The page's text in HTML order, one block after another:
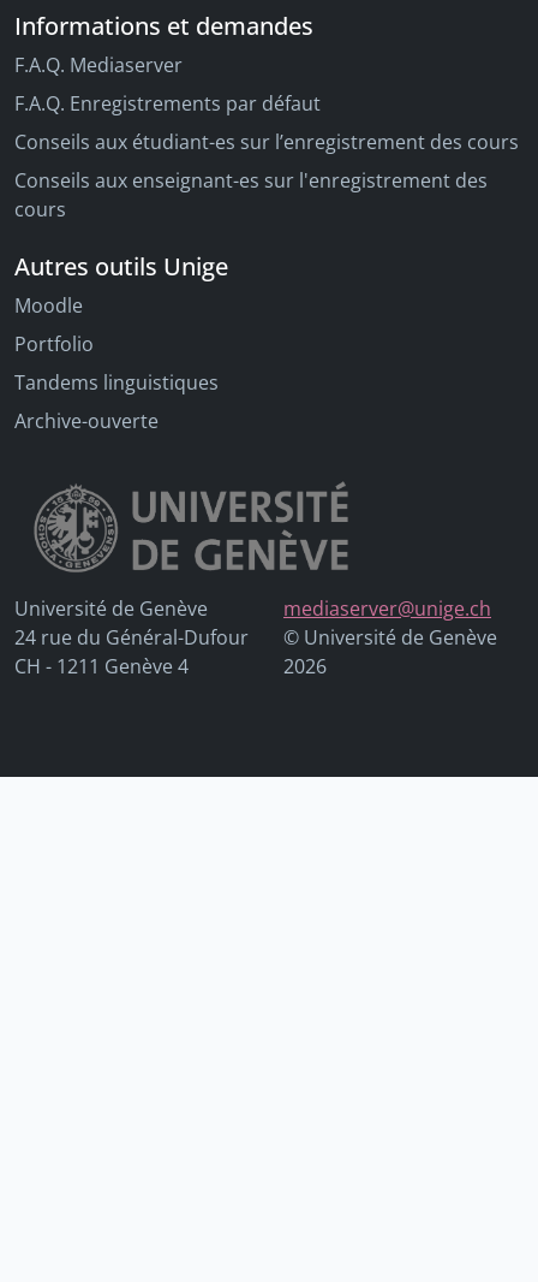
Informations et demandes
F.A.Q. Mediaserver
F.A.Q. Enregistrements par défaut
Conseils aux étudiant-es sur l’enregistrement des cours
Conseils aux enseignant-es sur l'enregistrement des
cours
Autres outils Unige
Moodle
Portfolio
Tandems linguistiques
Archive-ouverte
Université de Genève
24 rue du Général-Dufour
CH - 1211 Genève 4
mediaserver@unige.ch
© Université de Genève
2026